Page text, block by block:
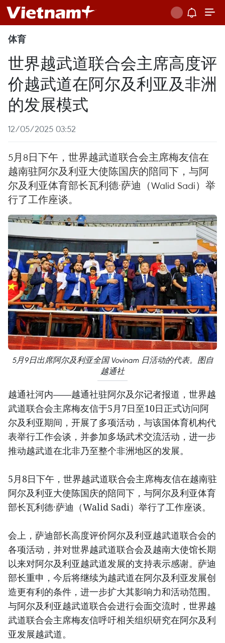
体育
世界越武道联合会主席高度评
价越武道在阿尔及利亚及非洲
的发展模式
12/05/2025 03:52
5月8日下午，世界越武道联合会主席梅友信在
越南驻阿尔及利亚大使陈国庆的陪同下，与阿
尔及利亚体育部长瓦利德·萨迪（Walid Sadi）举
行了工作座谈。
5月9日出席阿尔及利亚全国 Vovinam 日活动的代表。图自
越通社
越通社河内——越通社驻阿尔及尔记者报道，世界越
武道联合会主席梅友信于5月7日至10日正式访问阿
尔及利亚期间，开展了多项活动，与该国体育机构代
表举行工作会谈，并参加多场武术交流活动，进一步
推动越武道在北非乃至整个非洲地区的发展。
5月8日下午，世界越武道联合会主席梅友信在越南驻
阿尔及利亚大使陈国庆的陪同下，与阿尔及利亚体育
部长瓦利德·萨迪（Walid Sadi）举行了工作座谈。
会上，萨迪部长高度评价阿尔及利亚越武道联合会的
各项活动，并对世界越武道联合会及越南大使馆长期
以来对阿尔及利亚越武道发展的支持表示感谢。萨迪
部长重申，今后将继续为越武道在阿尔及利亚发展创
造更有利的条件，进一步扩大其影响力和活动范围。
与阿尔及利亚越武道联合会进行会面交流时，世界越
武道联合会主席梅友信呼吁相关组织研究在阿尔及利
亚发展越武道。